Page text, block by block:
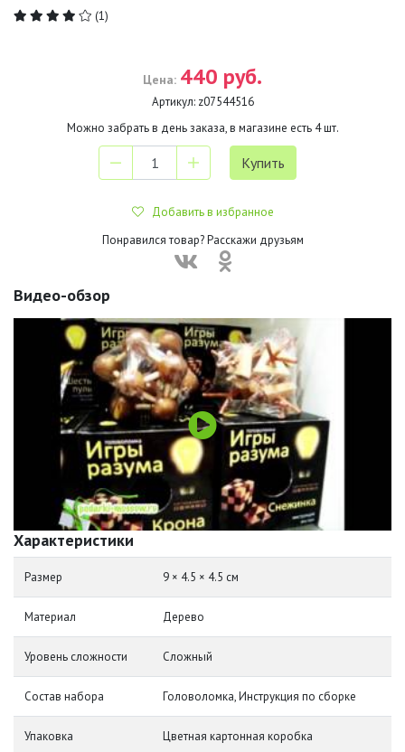
(1)
Цена: 440 руб.
Артикул: z07544516
Можно забрать в день заказа, в магазине есть 4шт.
Добавить в избранное
Понравился товар? Расскажи друзьям
Видео-обзор
Характеристики
Размер 9 × 4.5 × 4.5 см
Материал Дерево
Уровень сложности Сложный
Состав набора Головоломка, Инструкция по сборке
Упаковка Цветная картонная коробка